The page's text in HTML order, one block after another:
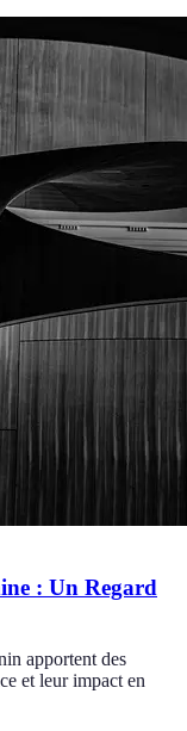
: Un Regard
apportent des
et leur impact en